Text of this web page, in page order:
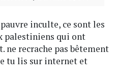
inculte, ce sont les
palestiniens qui ont
ne recrache pas bêtement
tu lis sur internet et